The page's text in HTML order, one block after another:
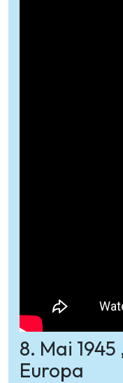
8. Mai 1945
Europa